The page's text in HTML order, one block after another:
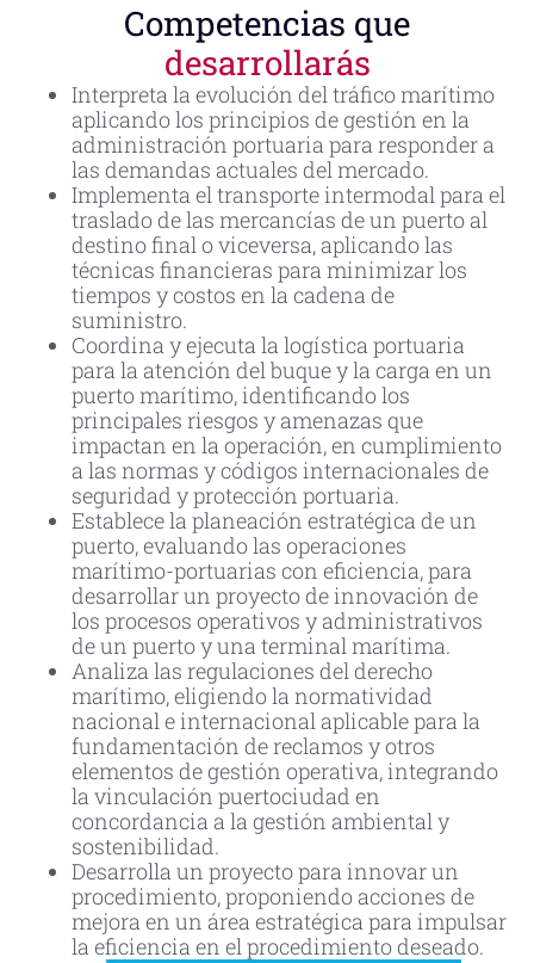
Competencias que
desarrollarás
Interpreta la evolución del tráfico marítimo
aplicando los principios de gestión en la
administración portuaria para responder a
las demandas actuales del mercado.
Implementa el transporte intermodal para el
traslado de las mercancías de un puerto al
destino final o viceversa, aplicando las
técnicas financieras para minimizar los
tiempos y costos en la cadena de
suministro.
Coordina y ejecuta la logística portuaria
para la atención del buque y la carga en un
puerto marítimo, identificando los
principales riesgos y amenazas que
impactan en la operación, en cumplimiento
a las normas y códigos internacionales de
seguridad y protección portuaria.
Establece la planeación estratégica de un
puerto, evaluando las operaciones
marítimo-portuarias con eficiencia, para
desarrollar un proyecto de innovación de
los procesos operativos y administrativos
de un puerto y una terminal marítima.
Analiza las regulaciones del derecho
marítimo, eligiendo la normatividad
nacional e internacional aplicable para la
fundamentación de reclamos y otros
elementos de gestión operativa, integrando
la vinculación puertociudad en
concordancia a la gestión ambiental y
sostenibilidad.
Desarrolla un proyecto para innovar un
procedimiento, proponiendo acciones de
mejora en un área estratégica para impulsar
la eficiencia en el procedimiento deseado.